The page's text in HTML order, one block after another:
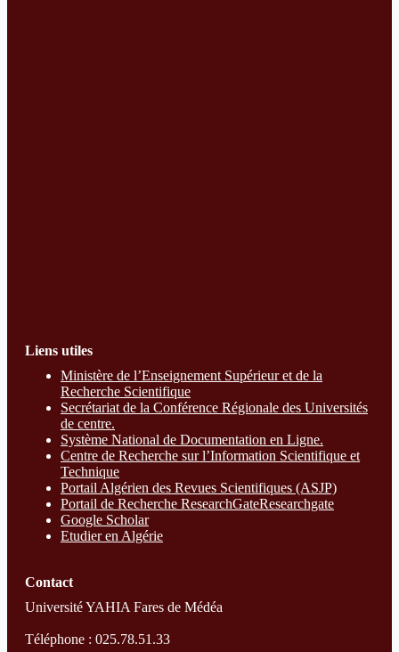
Liens utiles
Ministère de l’Enseignement Supérieur et de la
Recherche Scientifique
Secrétariat de la Conférence Régionale des Universités
de centre.
Système National de Documentation en Ligne.
Centre de Recherche sur l’Information Scientifique et
Technique
Portail Algérien des Revues Scientifiques (ASJP)
Portail de Recherche ResearchGateResearchgate
Google Scholar
Etudier en Algérie
Contact
Université YAHIA Fares de Médéa
Téléphone : 025.78.51.33